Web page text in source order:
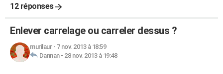
12 réponses
Enlever carrelage ou carreler dessus ?
murilaur- 7 nov. 2013 à 18:59
Dannan- 28 nov. 2013 à 19:48